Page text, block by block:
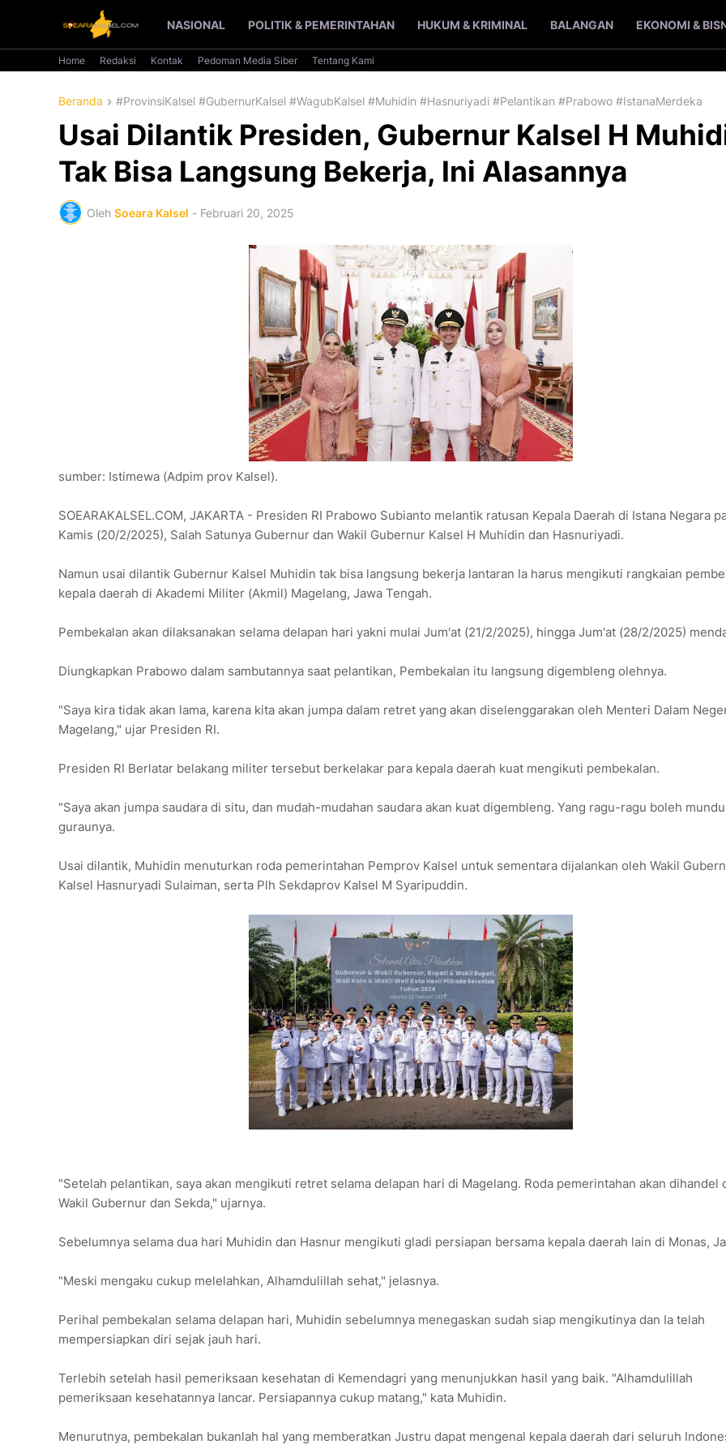
NASIONAL POLITIK & PEMERINTAHAN HUKUM & KRIMINAL BALANGAN EKONOMI &
Home Redaksi Kontak Pedoman Media Siber Tentang Kami
Beranda #ProvinsiKalsel #GubernurKalsel #WagubKalsel #Muhidin #Hasnuriyadi #Pelantikan #Prabowo #IstanaMerdeka
Usai Dilantik Presiden, Gubernur Kalsel H
Tak Bisa Langsung Bekerja, Ini Alasannya
Oleh Soeara Kalsel - Februari 20, 2025
sumber: Istimewa (Adpim prov Kalsel).
SOEARAKALSEL.COM, JAKARTA - Presiden RI Prabowo Subianto melantik ratusan Kepala Daerah di Istana Negara
Kamis (20/2/2025), Salah Satunya Gubernur dan Wakil Gubernur Kalsel H Muhidin dan Hasnuriyadi.
Namun usai dilantik Gubernur Kalsel Muhidin tak bisa langsung bekerja lantaran Ia harus mengikuti rangkaian
kepala daerah di Akademi Militer (Akmil) Magelang, Jawa Tengah.
Pembekalan akan dilaksanakan selama delapan hari yakni mulai Jum'at (21/2/2025), hingga Jum'at (28/2/2025)
Diungkapkan Prabowo dalam sambutannya saat pelantikan, Pembekalan itu langsung digembleng olehnya.
"Saya kira tidak akan lama, karena kita akan jumpa dalam retret yang akan diselenggarakan oleh Menteri Dalam
Magelang," ujar Presiden RI.
Presiden RI Berlatar belakang militer tersebut berkelakar para kepala daerah kuat mengikuti pembekalan.
"Saya akan jumpa saudara di situ, dan mudah-mudahan saudara akan kuat digembleng. Yang ragu-ragu boleh
guraunya.
Usai dilantik, Muhidin menuturkan roda pemerintahan Pemprov Kalsel untuk sementara dijalankan oleh Wakil
Kalsel Hasnuryadi Sulaiman, serta Plh Sekdaprov Kalsel M Syaripuddin.
"Setelah pelantikan, saya akan mengikuti retret selama delapan hari di Magelang. Roda pemerintahan akan dihandel
Wakil Gubernur dan Sekda," ujarnya.
Sebelumnya selama dua hari Muhidin dan Hasnur mengikuti gladi persiapan bersama kepala daerah lain di Monas,
"Meski mengaku cukup melelahkan, Alhamdulillah sehat," jelasnya.
Perihal pembekalan selama delapan hari, Muhidin sebelumnya menegaskan sudah siap mengikutinya dan Ia telah
mempersiapkan diri sejak jauh hari.
Terlebih setelah hasil pemeriksaan kesehatan di Kemendagri yang menunjukkan hasil yang baik. "Alhamdulillah
pemeriksaan kesehatannya lancar. Persiapannya cukup matang," kata Muhidin.
Menurutnya, pembekalan bukanlah hal yang memberatkan Justru dapat mengenal kepala daerah dari seluruh